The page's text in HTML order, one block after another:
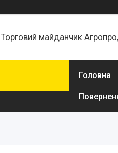
Торговий майданчик
Головна